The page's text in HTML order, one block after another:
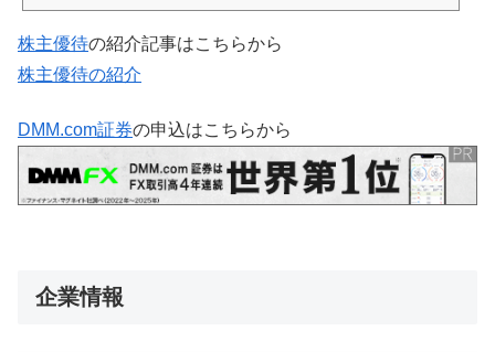
株主優待の紹介記事はこちらから
株主優待の紹介
DMM.com証券の申込はこちらから
企業情報